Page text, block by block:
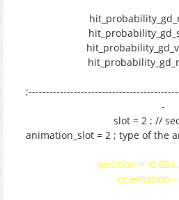
-
slot = 2 ; //
animation_slot = 2 ; type of the
position = -
orientation =